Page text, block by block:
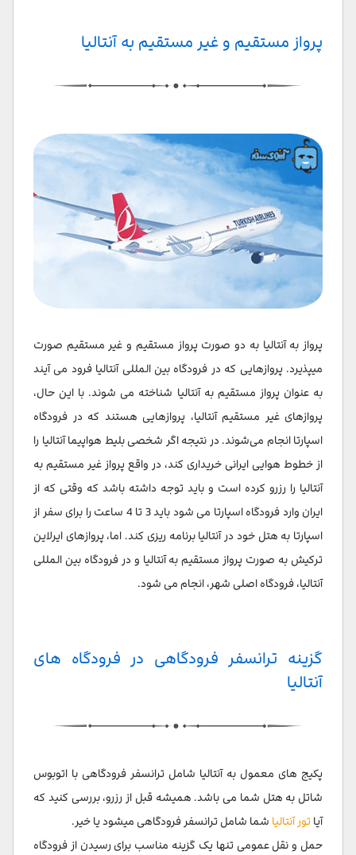
پرواز مستقیم و غیر مستقیم به آنتالیا
پرواز به آنتالیا به دو صورت پرواز مستقیم و غیر مستقیم صورت
میپذیرد. پروازهایی که در فرودگاه بین المللی آنتالیا فرود می آیند
به عنوان پرواز مستقیم به آنتالیا شناخته می شوند. با این حال،
پروازهای غیر مستقیم آنتالیا، پروازهایی هستند که در فرودگاه
اسپارتا انجام می‌شوند. در نتیجه اگر شخصی بلیط هواپیما آنتالیا را
از خطوط هوایی ایرانی خریداری کند، در واقع پرواز غیر مستقیم به
آنتالیا را رزرو کرده است و باید توجه داشته باشد که وقتی که از
ایران وارد فرودگاه اسپارتا می شود باید 3 تا 4 ساعت را برای سفر از
اسپارتا به هتل خود در آنتالیا برنامه ریزی کند. اما، پروازهای ایرلاین
ترکیش به صورت پرواز مستقیم به آنتالیا و در فرودگاه بین المللی
آنتالیا، فرودگاه اصلی شهر، انجام می شود.
گزینه ترانسفر فرودگاهی در فرودگاه های
آنتالیا
پکیج های معمول به آنتالیا شامل ترانسفر فرودگاهی با اتوبوس
شاتل به هتل شما می باشد. همیشه قبل از رزرو، بررسی کنید که
آیا تور آنتالیا شما شامل ترانسفر فرودگاهی میشود یا خیر.
حمل و نقل عمومی تنها یک گزینه مناسب برای رسیدن از فرودگاه